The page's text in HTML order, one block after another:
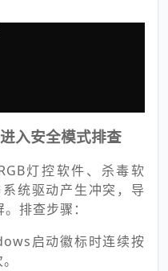
入安全模式排查
灯控软件、杀毒软
统驱动产生冲突，导
排查步骤：
启动徽标时连续按